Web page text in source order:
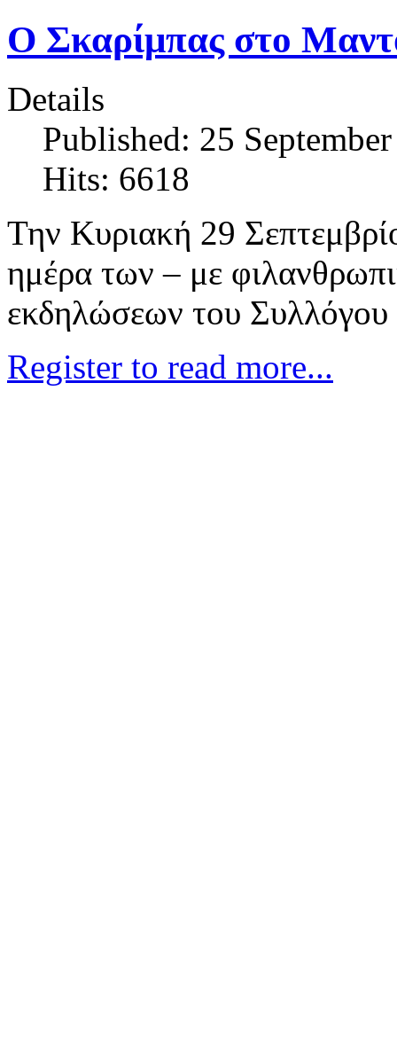
O Σκαρίμπας στο
Details
Published: 25
Hits: 6618
Την Κυριακή 29
ημέρα των – με
εκδηλώσεων του
Register to read more...